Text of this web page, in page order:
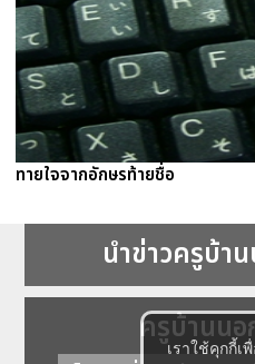
เราใช้คุกกี้
ทายใจจากอักษรท้ายชื่อ
นำข่าวครูบ้า
ครูบ้านน